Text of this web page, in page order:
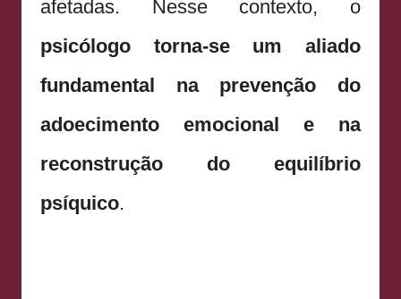
afetadas. Nesse contexto, o
psicólogo torna-se um aliado
fundamental na prevenção do
adoecimento emocional e na
reconstrução do equilíbrio
psíquico.